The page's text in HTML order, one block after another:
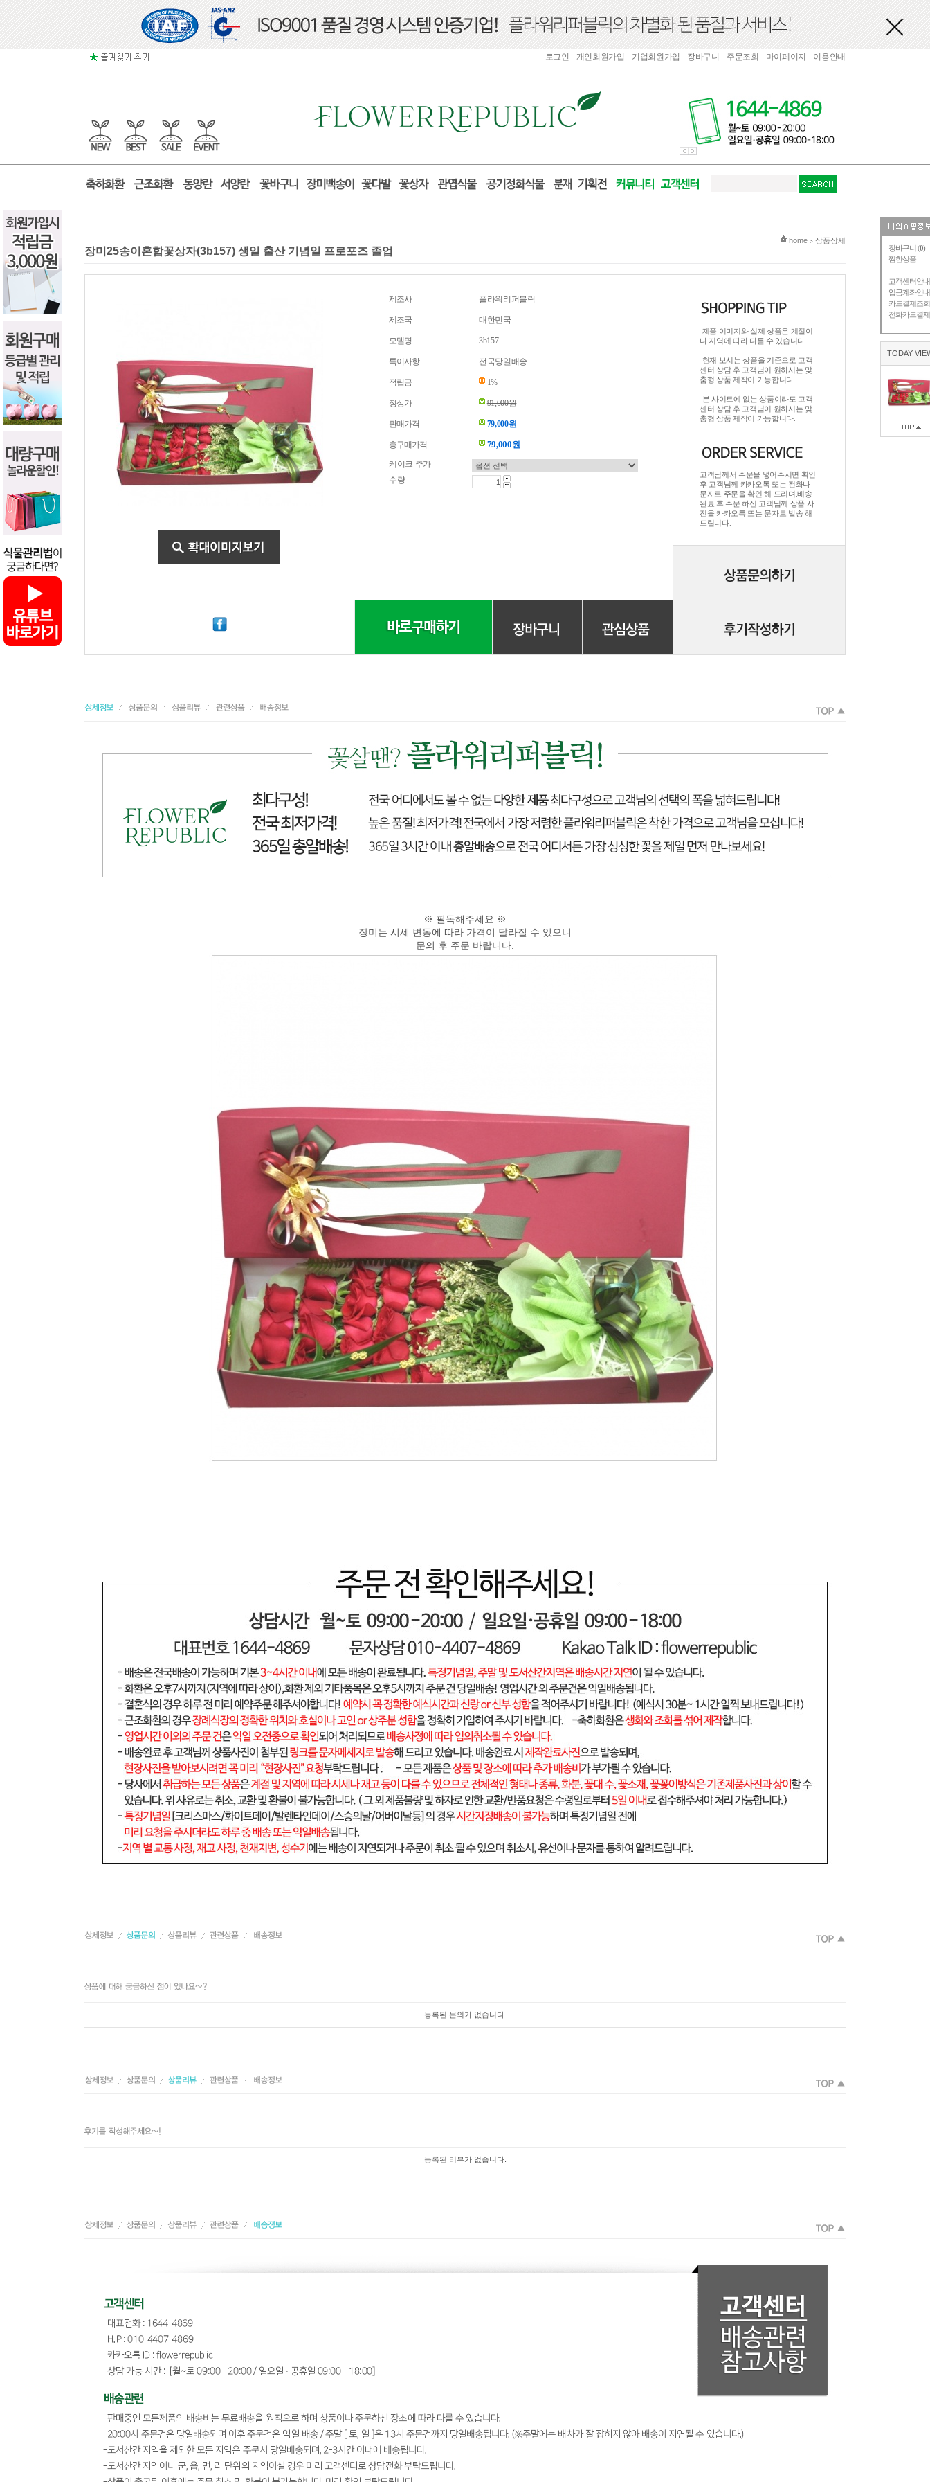
장바구니 (0)
찜한상품
고객센터안내
입금계좌안내
카드결제조회
전화카드결제
TODAY
로그인 개인회원가입 기업회원가입 장바구니 주문조회 마이페이지 이용안내
현재 위치
home > 상품상세
장미25송이혼합꽃상자(3b157) 생일 출산 기념일 프로포즈 졸업
제조사 플라워리퍼블릭
제조국 대한민국
모델명 3b157
특이사항 전국당일배송
적립금 1%
정상가 91,000원
판매가격 79,000원
총구매가격 79,000원
케이크 추가
수량
-제품 이미지와 실제 상품은 계절이
나 지역에 따라 다를 수 있습니다.
-현재 보시는 상품을 기준으로 고객
센터 상담 후 고객님이 원하시는 맞
춤형 상품 제작이 가능합니다.
-본 사이트에 없는 상품이라도 고객
센터 상담 후 고객님이 원하시는 맞
춤형 상품 제작이 가능합니다.
고객님께서 주문을 넣어주시면 확인
후 고객님께 카카오톡 또는 전화나
문자로 주문을 확인 해 드리며.배송
완료 후 주문 하신 고객님께 상품 사
진을 카카오톡 또는 문자로 발송 해
드립니다.
※ 필독해주세요 ※
장미는 시세 변동에 따라 가격이 달라질 수 있으니
문의 후 주문 바랍니다.
등록된 문의가 없습니다.
등록된 리뷰가 없습니다.